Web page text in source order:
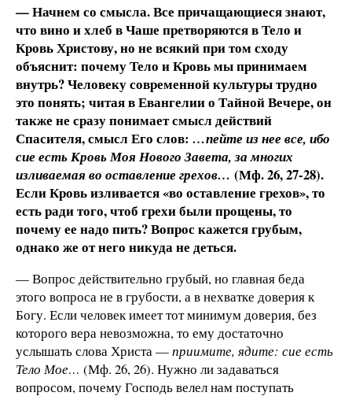
— Начнем со смысла. Все причащающиеся знают,
что вино и хлеб в Чаше претворяются в Тело и
Кровь Христову, но не всякий при том сходу
объяснит: почему Тело и Кровь мы принимаем
внутрь? Человеку современной культуры трудно
это понять; читая в Евангелии о Тайной Вечере, он
также не сразу понимает смысл действий
Спасителя, смысл Его слов: …пейте из нее все, ибо
сие есть Кровь Моя Нового Завета, за многих
изливаемая во оставление грехов… (Мф. 26, 27-28).
Если Кровь изливается «во оставление грехов», то
есть ради того, чтоб грехи были прощены, то
почему ее надо пить? Вопрос кажется грубым,
однако же от него никуда не деться.
— Вопрос действительно грубый, но главная беда
этого вопроса не в грубости, а в нехватке доверия к
Богу. Если человек имеет тот минимум доверия, без
которого вера невозможна, то ему достаточно
услышать слова Христа —приимите, ядите: сие есть
Тело Мое… (Мф. 26, 26). Нужно ли задаваться
вопросом, почему Господь велел нам поступать